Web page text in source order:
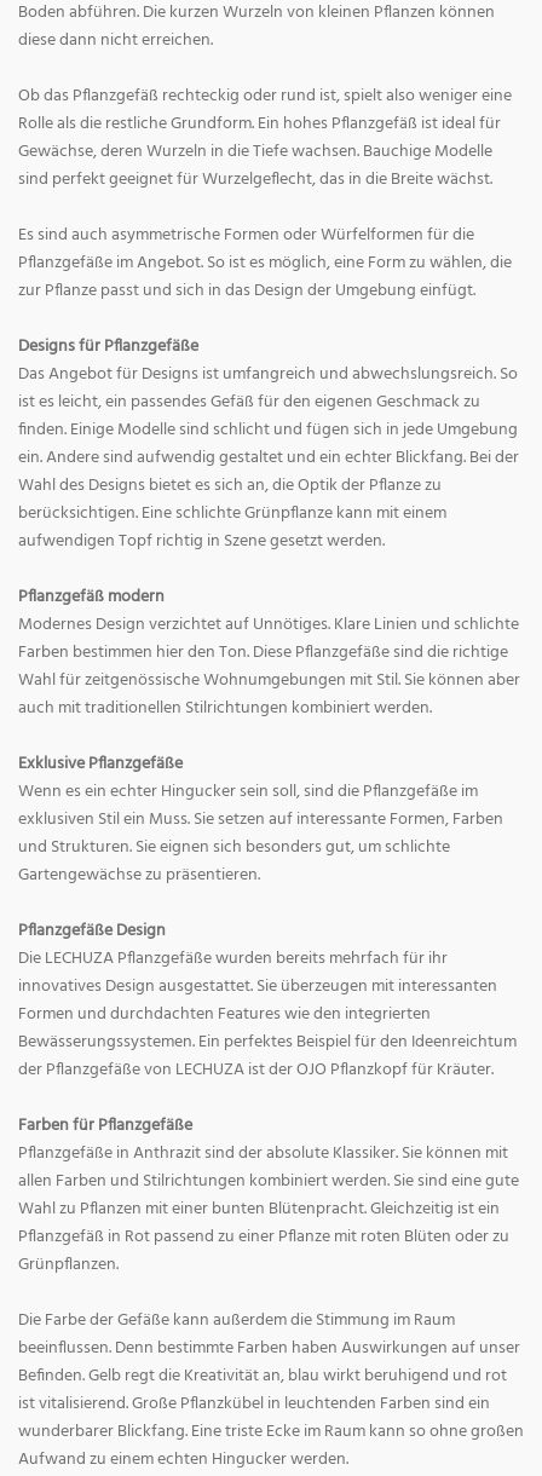
Boden abführen. Die kurzen Wurzeln von kleinen Pflanzen können
diese dann nicht erreichen.
Ob das Pflanzgefäß rechteckig oder rund ist, spielt also weniger eine
Rolle als die restliche Grundform. Ein hohes Pflanzgefäß ist ideal für
Gewächse, deren Wurzeln in die Tiefe wachsen. Bauchige Modelle
sind perfekt geeignet für Wurzelgeflecht, das in die Breite wächst.
Es sind auch asymmetrische Formen oder Würfelformen für die
Pflanzgefäße im Angebot. So ist es möglich, eine Form zu wählen, die
zur Pflanze passt und sich in das Design der Umgebung einfügt.
Designs für Pflanzgefäße
Das Angebot für Designs ist umfangreich und abwechslungsreich. So
ist es leicht, ein passendes Gefäß für den eigenen Geschmack zu
finden. Einige Modelle sind schlicht und fügen sich in jede Umgebung
ein. Andere sind aufwendig gestaltet und ein echter Blickfang. Bei der
Wahl des Designs bietet es sich an, die Optik der Pflanze zu
berücksichtigen. Eine schlichte Grünpflanze kann mit einem
aufwendigen Topf richtig in Szene gesetzt werden.
Pflanzgefäß modern
Modernes Design verzichtet auf Unnötiges. Klare Linien und schlichte
Farben bestimmen hier den Ton. Diese Pflanzgefäße sind die richtige
Wahl für zeitgenössische Wohnumgebungen mit Stil. Sie können aber
auch mit traditionellen Stilrichtungen kombiniert werden.
Exklusive Pflanzgefäße
Wenn es ein echter Hingucker sein soll, sind die Pflanzgefäße im
exklusiven Stil ein Muss. Sie setzen auf interessante Formen, Farben
und Strukturen. Sie eignen sich besonders gut, um schlichte
Gartengewächse zu präsentieren.
Pflanzgefäße Design
Die LECHUZA Pflanzgefäße wurden bereits mehrfach für ihr
innovatives Design ausgestattet. Sie überzeugen mit interessanten
Formen und durchdachten Features wie den integrierten
Bewässerungssystemen. Ein perfektes Beispiel für den Ideenreichtum
der Pflanzgefäße von LECHUZA ist der OJO Pflanzkopf für Kräuter.
Farben für Pflanzgefäße
Pflanzgefäße in Anthrazit sind der absolute Klassiker. Sie können mit
allen Farben und Stilrichtungen kombiniert werden. Sie sind eine gute
Wahl zu Pflanzen mit einer bunten Blütenpracht. Gleichzeitig ist ein
Pflanzgefäß in Rot passend zu einer Pflanze mit roten Blüten oder zu
Grünpflanzen.
Die Farbe der Gefäße kann außerdem die Stimmung im Raum
beeinflussen. Denn bestimmte Farben haben Auswirkungen auf unser
Befinden. Gelb regt die Kreativität an, blau wirkt beruhigend und rot
ist vitalisierend. Große Pflanzkübel in leuchtenden Farben sind ein
wunderbarer Blickfang. Eine triste Ecke im Raum kann so ohne großen
Aufwand zu einem echten Hingucker werden.